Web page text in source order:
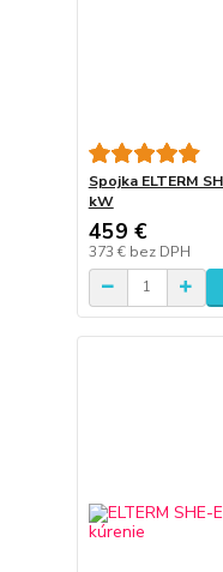
Spojka ELTERM
kW
459 €
373 € bez DPH